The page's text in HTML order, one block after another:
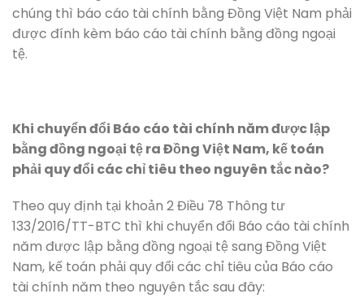
chúng thì báo cáo tài chính bằng Đồng Việt Nam phải
được đính kèm báo cáo tài chính bằng đồng ngoại
tệ.
Khi chuyển đổi Báo cáo tài chính năm được lập
bằng đồng ngoại tệ ra Đồng Việt Nam, kế toán
phải quy đổi các chỉ tiêu theo nguyên tắc nào?
Theo quy định tại khoản 2 Điều 78 Thông tư
133/2016/TT-BTC thì khi chuyển đổi Báo cáo tài chính
năm được lập bằng đồng ngoại tệ sang Đồng Việt
Nam, kế toán phải quy đổi các chỉ tiêu của Báo cáo
tài chính năm theo nguyên tắc sau đây: